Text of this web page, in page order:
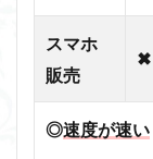
スマホ
販売
✖
◎速度が速い